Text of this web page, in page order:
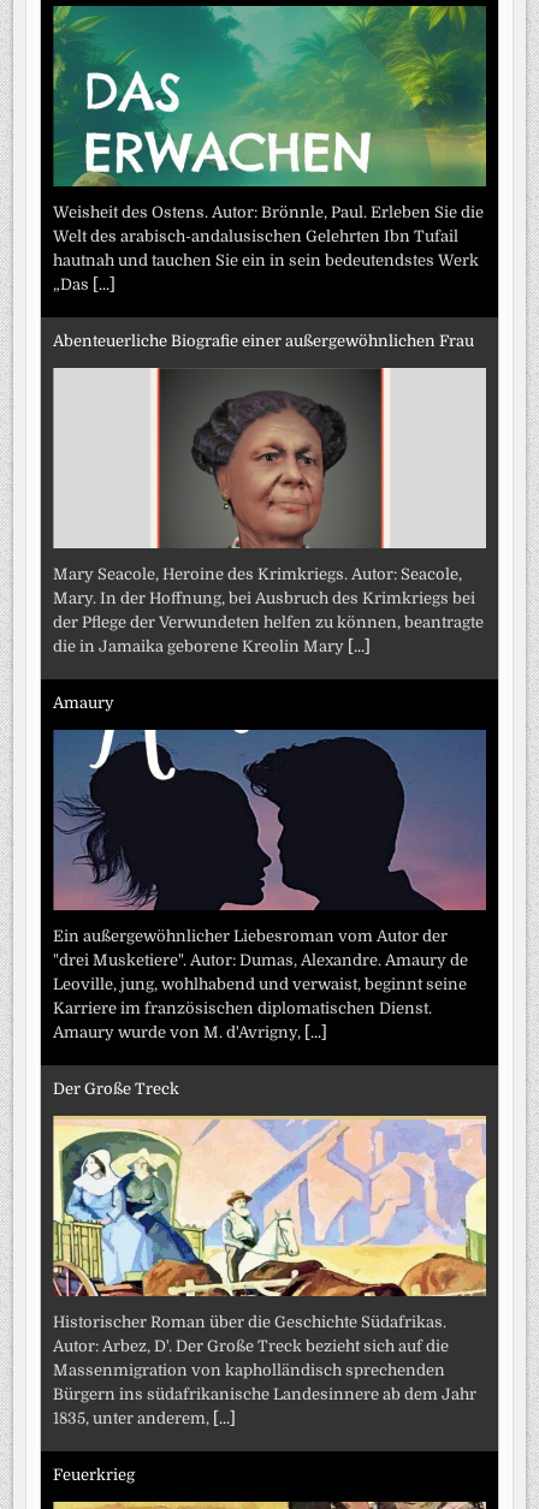
Weisheit des Ostens. Autor: Brönnle, Paul. Erleben Sie die
Welt des arabisch-andalusischen Gelehrten Ibn Tufail
hautnah und tauchen Sie ein in sein bedeutendstes Werk
„Das [...]
Abenteuerliche Biografie einer außergewöhnlichen Frau
Mary Seacole, Heroine des Krimkriegs. Autor: Seacole,
Mary. In der Hoffnung, bei Ausbruch des Krimkriegs bei
der Pflege der Verwundeten helfen zu können, beantragte
die in Jamaika geborene Kreolin Mary [...]
Amaury
Ein außergewöhnlicher Liebesroman vom Autor der
"drei Musketiere". Autor: Dumas, Alexandre. Amaury de
Leoville, jung, wohlhabend und verwaist, beginnt seine
Karriere im französischen diplomatischen Dienst.
Amaury wurde von M. d'Avrigny, [...]
Der Große Treck
Historischer Roman über die Geschichte Südafrikas.
Autor: Arbez, D'. Der Große Treck bezieht sich auf die
Massenmigration von kapholländisch sprechenden
Bürgern ins südafrikanische Landesinnere ab dem Jahr
1835, unter anderem, [...]
Feuerkrieg